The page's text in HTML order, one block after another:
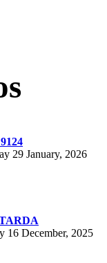
29 January, 2026
16 December, 2025